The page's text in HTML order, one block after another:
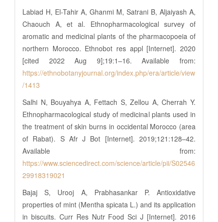
Labiad H, El-Tahir A, Ghanmi M, Satrani B, Aljaiyash A,
Chaouch A, et al. Ethnopharmacological survey of
aromatic and medicinal plants of the pharmacopoeia of
northern Morocco. Ethnobot res appl [Internet]. 2020
[cited 2022 Aug 9];19:1–16. Available from:
https://ethnobotanyjournal.org/index.php/era/article/view
/1413
Salhi N, Bouyahya A, Fettach S, Zellou A, Cherrah Y.
Ethnopharmacological study of medicinal plants used in
the treatment of skin burns in occidental Morocco (area
of Rabat). S Afr J Bot [Internet]. 2019;121:128–42.
Available from:
https://www.sciencedirect.com/science/article/pii/S02546
29918319021
Bajaj S, Urooj A, Prabhasankar P. Antioxidative
properties of mint (Mentha spicata L.) and its application
in biscuits. Curr Res Nutr Food Sci J [Internet]. 2016